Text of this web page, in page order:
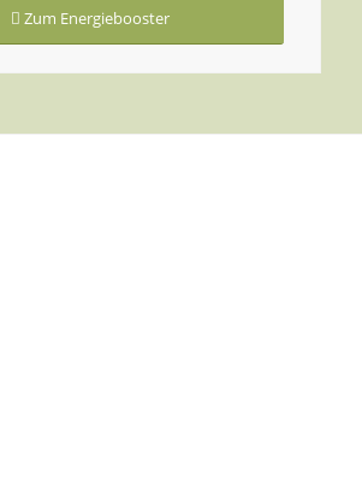
Zum Energiebooster